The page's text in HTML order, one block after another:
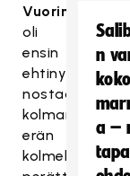
Vuorinen
oli
ensin
ehtinyt
nostaa
kolmannen
erän
kolmella
n
a –